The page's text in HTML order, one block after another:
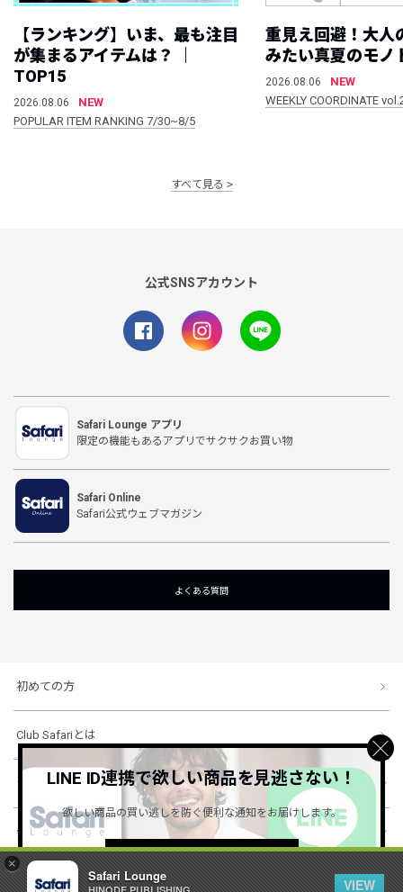
×
Safari Lounge
VIEW
【ランキング】いま、最も注目
が集まるアイテムは？ ｜
TOP15
2026.08.06
NEW
POPULAR ITEM RANKING 7/30~8/5
重見え回避！大人
みたい真夏のモノ
2026.08.06
NEW
WEEKLY COORDINATE
すべて見る
公式SNSアカウント
Safari Lounge アプリ
限定の機能もあるアプリでサクサクお買い物
Safari Online
Safari公式ウェブマガジン
よくある質問
初めての方
Club Safariとは
ショッピングガイド
会社概要・規約
LINE ID連携で欲しい商品を見逃さない！
欲しい商品の買い逃しを防ぐ便利な通知をお届けします。
詳しくはこちら ＞